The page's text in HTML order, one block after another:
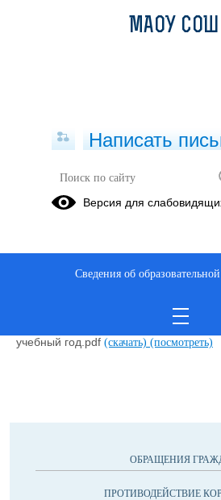
Отряд ЮИД
(скачать)
СВЕТОФОР- план Ученического
учебный год.pdf (скачать) (посмотреть)
ОБРАЩЕНИЯ
ПРОТИВОДЕЙСТВИЕ
МАОУ
Написать
Версия для
Сведения об